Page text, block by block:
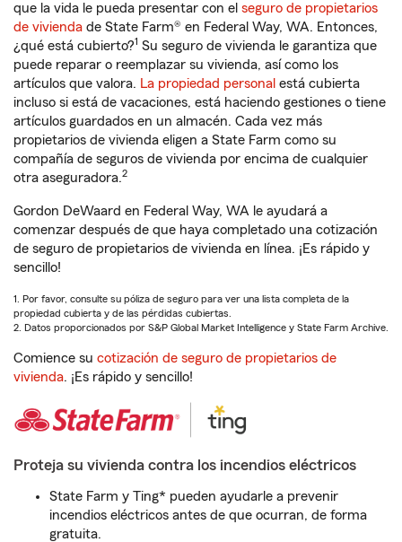
que la vida le pueda presentar con el seguro de propietarios
de vivienda de State Farm® en Federal Way, WA. Entonces,
¿qué está cubierto?1 Su seguro de vivienda le garantiza que
puede reparar o reemplazar su vivienda, así como los
artículos que valora. La propiedad personal está cubierta
incluso si está de vacaciones, está haciendo gestiones o tiene
artículos guardados en un almacén. Cada vez más
propietarios de vivienda eligen a State Farm como su
compañía de seguros de vivienda por encima de cualquier
otra aseguradora.2
Gordon DeWaard en Federal Way, WA le ayudará a
comenzar después de que haya completado una cotización
de seguro de propietarios de vivienda en línea. ¡Es rápido y
sencillo!
1. Por favor, consulte su póliza de seguro para ver una lista completa de la
propiedad cubierta y de las pérdidas cubiertas.
2. Datos proporcionados por S&P Global Market Intelligence y State Farm Archive.
Comience su cotización de seguro de propietarios de
vivienda. ¡Es rápido y sencillo!
Proteja su vivienda contra los incendios eléctricos
State Farm y Ting* pueden ayudarle a prevenir
incendios eléctricos antes de que ocurran, de forma
gratuita.